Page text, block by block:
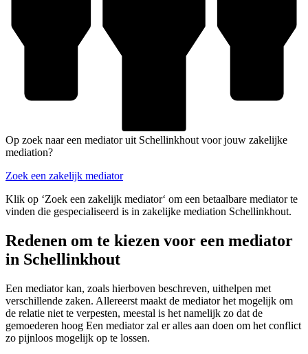
Op zoek naar een mediator uit Schellinkhout voor jouw zakelijke
mediation?
Zoek een zakelijk mediator
Klik op ‘Zoek een zakelijk mediator‘ om een betaalbare mediator te
vinden die gespecialiseerd is in zakelijke mediation Schellinkhout.
Redenen om te kiezen voor een mediator
in Schellinkhout
Een mediator kan, zoals hierboven beschreven, uithelpen met
verschillende zaken. Allereerst maakt de mediator het mogelijk om
de relatie niet te verpesten, meestal is het namelijk zo dat de
gemoederen hoog Een mediator zal er alles aan doen om het conflict
zo pijnloos mogelijk op te lossen.